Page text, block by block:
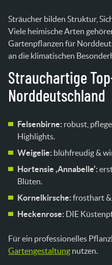
Sträucher bilden Struktur,
Viele heimische Arten
Gartenpflanzen für
an die klimatischen
Strauchartige
Norddeutschland
Felsenbirne: robust,
Highlights.
Weigelie: blühfreudig &
Hortensie ‚Annabelle‘:
Blüten.
Kornelkirsche:frosthart &
Heckenrose: DIE
Für ein professionelles
Gartengestaltung nutzen.